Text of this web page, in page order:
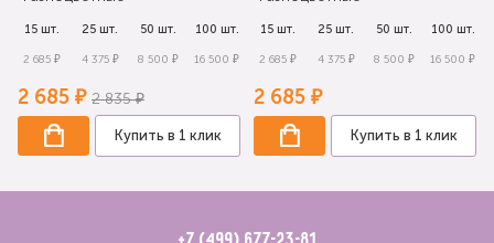
15 шт.
2 685 ₽
25 шт.
4 375 ₽
50 шт.
8 500 ₽
100 шт.
16 500 ₽
2 685 ₽ 2 835 ₽
Купить в 1 клик
15 шт.
2 685 ₽
25 шт.
4 375 ₽
50 шт.
8 500 ₽
100 шт.
16 500 ₽
2 685 ₽
Купить в 1 клик